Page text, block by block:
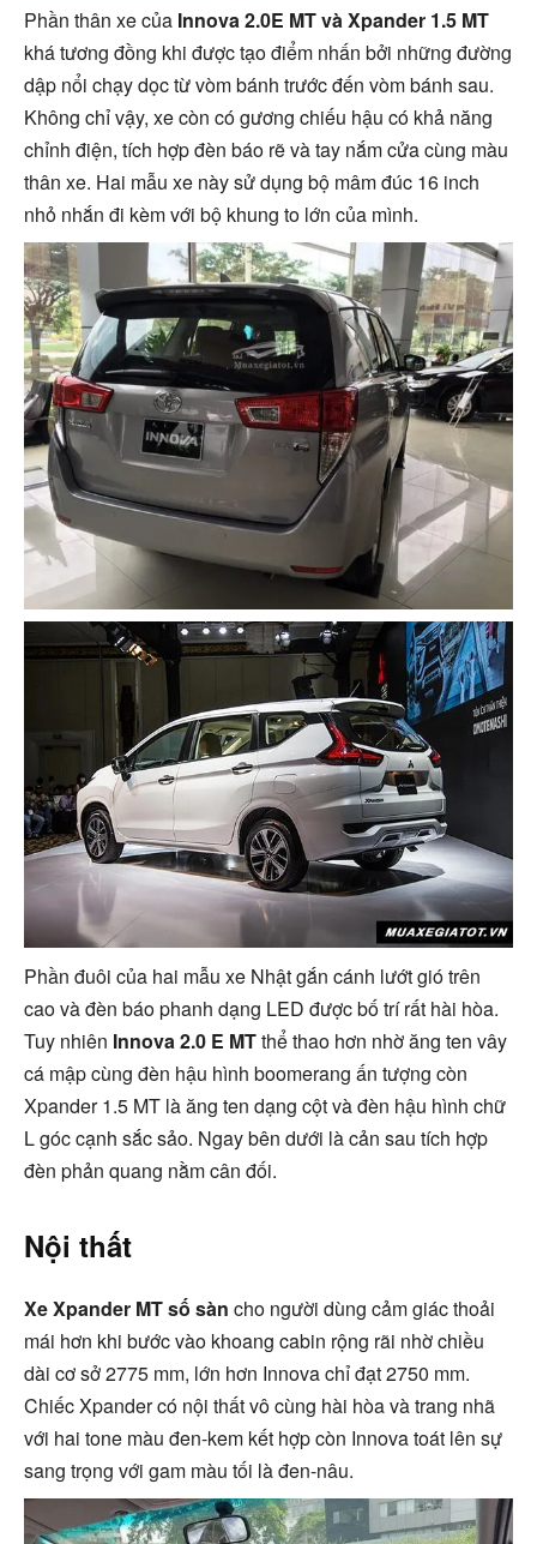
Phần thân xe của Innova 2.0E MT và Xpander 1.5 MT
khá tương đồng khi được tạo điểm nhấn bởi những đường
dập nổi chạy dọc từ vòm bánh trước đến vòm bánh sau.
Không chỉ vậy, xe còn có gương chiếu hậu có khả năng
chỉnh điện, tích hợp đèn báo rẽ và tay nắm cửa cùng màu
thân xe. Hai mẫu xe này sử dụng bộ mâm đúc 16 inch
nhỏ nhắn đi kèm với bộ khung to lớn của mình.
Phần đuôi của hai mẫu xe Nhật gắn cánh lướt gió trên
cao và đèn báo phanh dạng LED được bố trí rất hài hòa.
Tuy nhiên Innova 2.0 E MTthể thao hơn nhờ ăng ten vây
cá mập cùng đèn hậu hình boomerang ấn tượng còn
Xpander 1.5 MT là ăng ten dạng cột và đèn hậu hình chữ
L góc cạnh sắc sảo. Ngay bên dưới là cản sau tích hợp
đèn phản quang nằm cân đối.
Nội thất
Xe Xpander MT số sàn cho người dùng cảm giác thoải
mái hơn khi bước vào khoang cabin rộng rãi nhờ chiều
dài cơ sở 2775 mm, lớn hơn Innova chỉ đạt 2750 mm.
Chiếc Xpander có nội thất vô cùng hài hòa và trang nhã
với hai tone màu đen-kem kết hợp còn Innova toát lên sự
sang trọng với gam màu tối là đen-nâu.